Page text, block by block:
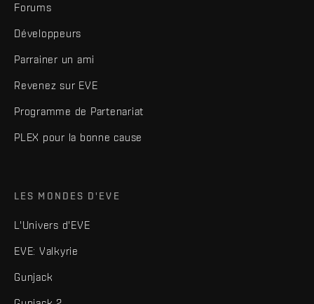
Forums
Développeurs
Parrainer un ami
Revenez sur EVE
Programme de Partenariat
PLEX pour la bonne cause
LES MONDES D'EVE
L'Univers d'EVE
EVE: Valkyrie
Gunjack